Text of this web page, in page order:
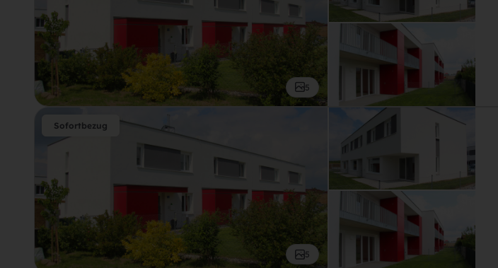
5
5
Sofortbezug